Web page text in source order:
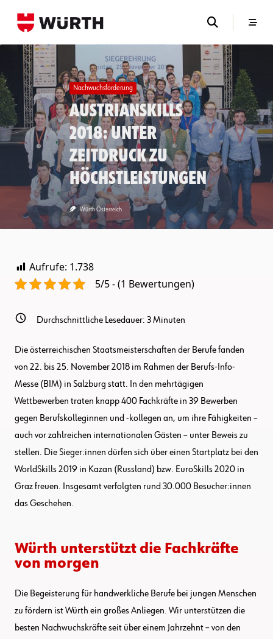
Nachwuchsförderung
AustrianSkills
2018: Unter
Zeitdruck zu
Höchstleistungen
Würth Österreich
Aufrufe: 1.738
5/5 - (1 Bewertungen)
Durchschnittliche Lesedauer: 3Minuten
Die österreichischen Staatsmeisterschaften der Berufe fanden
von 22. bis 25. November 2018 im Rahmen der Berufs-Info-
Messe (BIM) in Salzburg statt. In den mehrtägigen
Wettbewerben traten knapp 400 Fachkräfte in 39 Bewerben
gegen Berufskolleginnen und -kollegen an, um ihre Fähigkeiten –
auch vor zahlreichen internationalen Gästen – unter Beweis zu
stellen. Die Sieger:innen dürfen sich über einen Startplatz bei den
WorldSkills 2019 in Kazan (Russland) bzw. EuroSkills 2020 in
Graz freuen. Insgesamt verfolgten rund 30.000 Besucher:innen
das Geschehen.
Würth unterstützt die Fachkräfte
von morgen
Die Begeisterung für handwerkliche Berufe bei jungen Menschen
zu fördern ist Würth ein großes Anliegen. Wir unterstützen die
besten Nachwuchskräfte seit über einem Jahrzehnt – von den